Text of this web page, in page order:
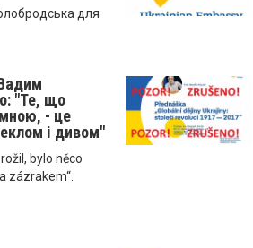
для
"Те, що
мною, - це
і дивом"
bylo něco
zázrakem“.